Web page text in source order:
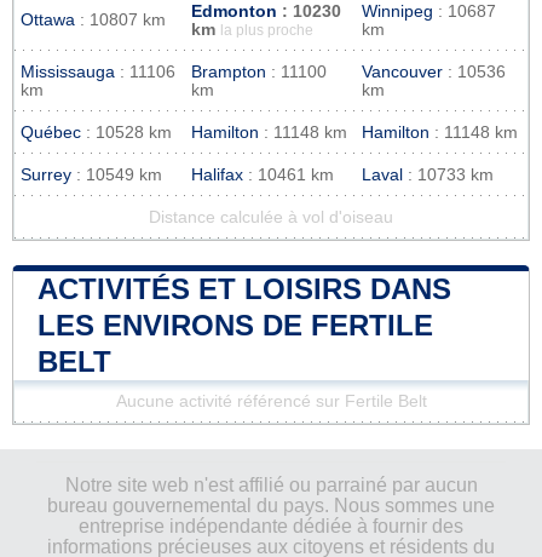
Ottawa : 10807 km Edmonton : 10230
km
la plus proche
Winnipeg : 10687
km
Mississauga : 11106
km
Brampton : 11100
km
Vancouver : 10536
km
Québec : 10528 km Hamilton : 11148 km Hamilton : 11148 km
Surrey : 10549 km Halifax : 10461 km Laval : 10733 km
Distance calculée à vol d'oiseau
ACTIVITÉS ET LOISIRS DANS
LES ENVIRONS DE FERTILE
BELT
Aucune activité référencé sur Fertile Belt
Notre site web n'est affilié ou parrainé par aucun
bureau gouvernemental du pays. Nous sommes une
entreprise indépendante dédiée à fournir des
informations précieuses aux citoyens et résidents du